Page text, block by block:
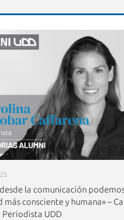
la comunicación
más consciente y humana» –
Periodista UDD